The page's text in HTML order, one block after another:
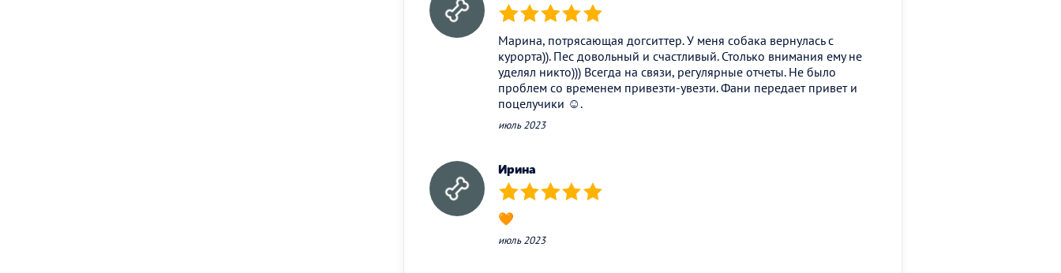
(*) (*) (*) (*) (*)
Марина, потрясающая догситтер. У меня собака вернулась с
курорта)). Пес довольный и счастливый. Столько внимания ему не
уделял никто))) Всегда на связи, регулярные отчеты. Не было
проблем со временем привезти-увезти. Фани передает привет и
поцелучики ☺️.
июль 2023
Ирина
(*) (*) (*) (*) (*)
🧡
июль 2023